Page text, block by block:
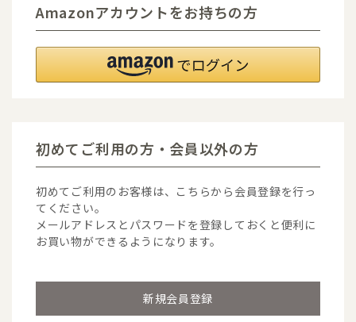
Amazonアカウントをお持ちの方
初めてご利用の方・会員以外の方
初めてご利用のお客様は、こちらから会員登録を行っ
てください。
メールアドレスとパスワードを登録しておくと便利に
お買い物ができるようになります。